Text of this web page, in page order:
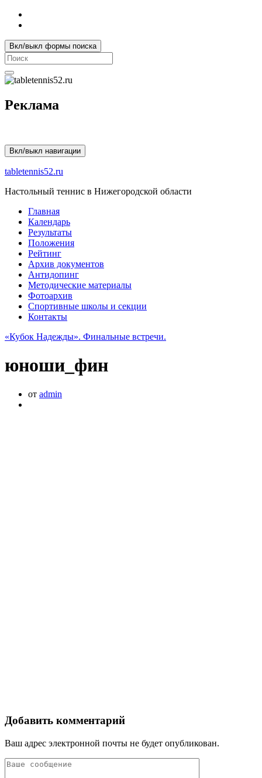
Вкл/выкл формы поиска
Search
for:
Реклама
Вкл/выкл навигации
tabletennis52.ru
Настольный теннис в Нижегородской области
Главная
Календарь
Результаты
Положения
Рейтинг
Архив документов
Антидопинг
Методические материалы
Фотоархив
Спортивные школы и секции
Контакты
«Кубок Надежды». Финальные встречи.
юноши_фин
от admin
Добавить комментарий
Ваш адрес электронной почты не будет опубликован.